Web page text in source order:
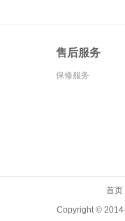
售后服务
保修服务
首页
Copyright ©